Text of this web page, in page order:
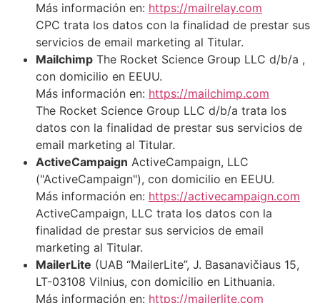
Más información en: https://mailrelay.com
CPC trata los datos con la finalidad de prestar sus
servicios de email marketing al Titular.
Mailchimp The Rocket Science Group LLC d/b/a ,
con domicilio en EEUU.
Más información en: https://mailchimp.com
The Rocket Science Group LLC d/b/a trata los
datos con la finalidad de prestar sus servicios de
email marketing al Titular.
ActiveCampaign ActiveCampaign, LLC
("ActiveCampaign"), con domicilio en EEUU.
Más información en: https://activecampaign.com
ActiveCampaign, LLC trata los datos con la
finalidad de prestar sus servicios de email
marketing al Titular.
MailerLite (UAB “MailerLite”, J. Basanavičiaus 15,
LT-03108 Vilnius, con domicilio en Lithuania.
Más información en: https://mailerlite.com